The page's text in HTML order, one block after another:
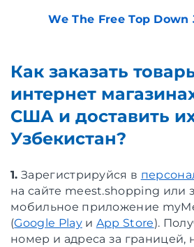
We The Free Top Down
Как заказать
интернет
США и доставить
Узбекистан?
1. Зарегистрируйся в
на сайте meest.shopping или
мобильное приложение
(Google Playи App Store).
номер и адреса за границей,